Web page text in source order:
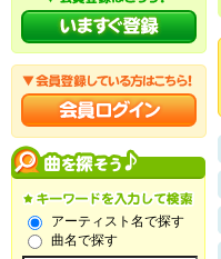
アーティスト名で探す
曲名で探す